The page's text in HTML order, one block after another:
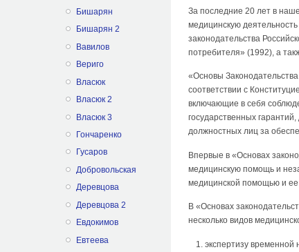
Бишарян
Бишарян 2
Вавилов
Вериго
Власюк
Власюк 2
Власюк 3
Гончаренко
Гусаров
Добровольская
Деревцова
Деревцова 2
Евдокимов
Евтеева
За последние 20 лет в
медицинскую
законодательства
потребителя» (1992), а
«Основы
соответствии с
включающие в себя
государственных
должностных лиц за
Впервые в «Основах
медицинскую помощь и
медицинской помощью и ее
В «Основах
несколько видов
экспертизу временной